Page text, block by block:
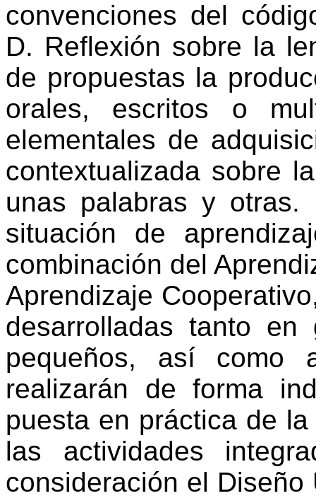
convenciones del
D. Reflexión sobre la
de propuestas la
orales, escritos o
elementales de
contextualizada sobre
unas palabras y
situación de
combinación del
Aprendizaje
desarrolladas tanto
pequeños, así como
realizarán de forma
puesta en práctica de
las actividades
consideración el